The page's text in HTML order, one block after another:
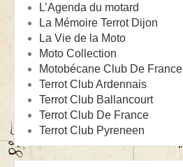
L’Agenda du motard
La Mémoire Terrot Dijon
La Vie de la Moto
Moto Collection
Motobécane Club De France
Terrot Club Ardennais
Terrot Club Ballancourt
Terrot Club De France
Terrot Club Pyreneen